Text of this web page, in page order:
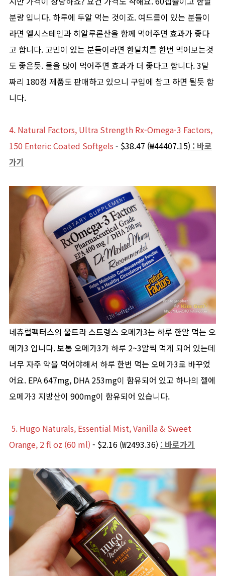
분량 입니다. 하루에 두알 먹는 것이죠. 여드름이 있는 분들이
라면 엘시스테인과 히알루론산을 함께 먹어주면 효과가 좋다
고 합니다. 고민이 있는 분들이라면 한달치를 한번 먹어보는것
도 좋은듯. 물을 많이 먹어주면 효과가 더 좋다고 합니다. 3달
짜리 180정 제품도 판매하고 있으니 구입에 참고 하면 될듯 합
니다.
4. Natural Factors, Ultra Strength Rx-Omega-3 Factors,
150 Enteric Coated Softgels - $38.47 (₩44407.15) : 바로
가기
네츄럴팩터스의 울트라 스트렝스 오메가3는 하루 한알 먹는 오
메가3 입니다. 보통 오메가3가 하루 2~3알씩 먹게 되어 있는데
너무 자주 약을 먹어야해서 하루 한번 먹는 오메가3로 바꾸었
어요. EPA 647mg, DHA 253mg이 함유되어 있고 하나의 젤에
오메가3 지방산이 900mg이 함유되어 있습니다.
5. Hugo Naturals, Essential Mist, Vanilla & Sweet
Orange, 2 fl oz (60 ml) - $2.16 (₩2493.36) : 바로가기